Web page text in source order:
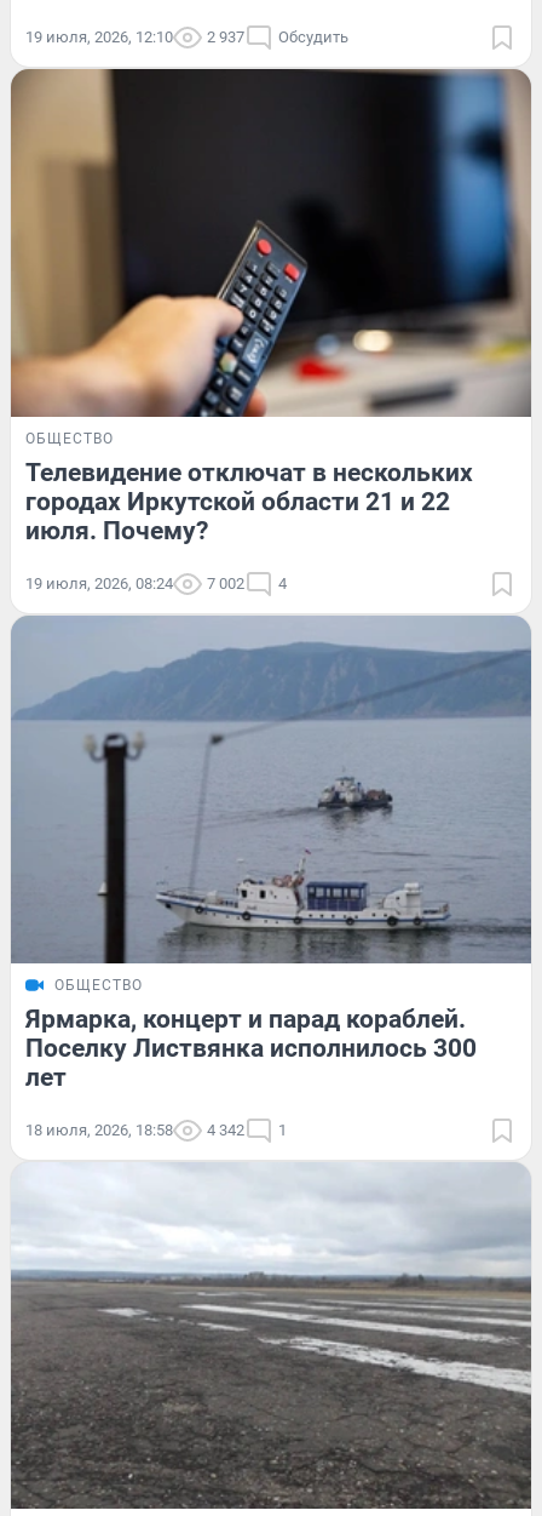
19 июля, 2026, 12:10 2 937 Обсудить
ОБЩЕСТВО
Телевидение отключат в нескольких
городах Иркутской области 21 и 22
июля. Почему?
19 июля, 2026, 08:24 7 002 4
ОБЩЕСТВО
Ярмарка, концерт и парад кораблей.
Поселку Листвянка исполнилось 300
лет
18 июля, 2026, 18:58 4 342 1